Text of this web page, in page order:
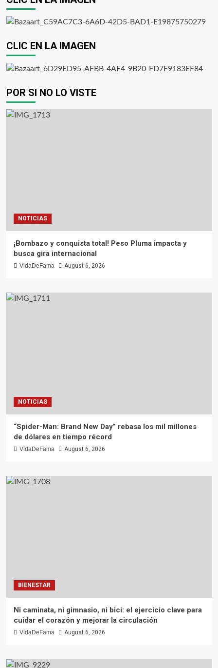
CLIC EN LA IMAGEN
POR SI NO LO VISTE
NOTICIAS
¡Bombazo y conquista total! Peso Pluma impacta y
busca gira internacional
VidaDeFama August 6, 2026
NOTICIAS
“Spider-Man: Brand New Day” rebasa los mil millones
de dólares en tiempo récord
VidaDeFama August 6, 2026
BIENESTAR
Ni caminata, ni gimnasio, ni bici: el ejercicio clave para
cuidar el corazón y mejorar la circulación
VidaDeFama August 6, 2026